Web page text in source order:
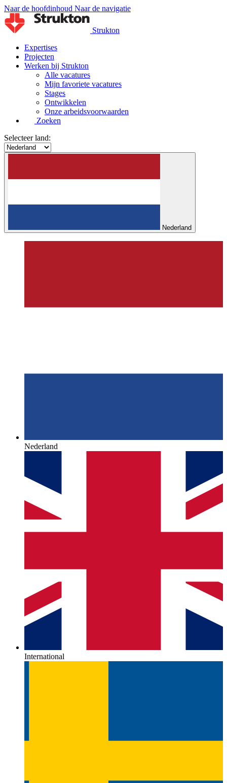
Naar de hoofdinhoud Naar de navigatie
Strukton
Expertises
Projecten
Werken bij Strukton
Alle vacatures
Mijn favoriete vacatures
Stages
Ontwikkelen
Onze arbeidsvoorwaarden
Zoeken
Selecteer land:
Nederland
Nederland
International